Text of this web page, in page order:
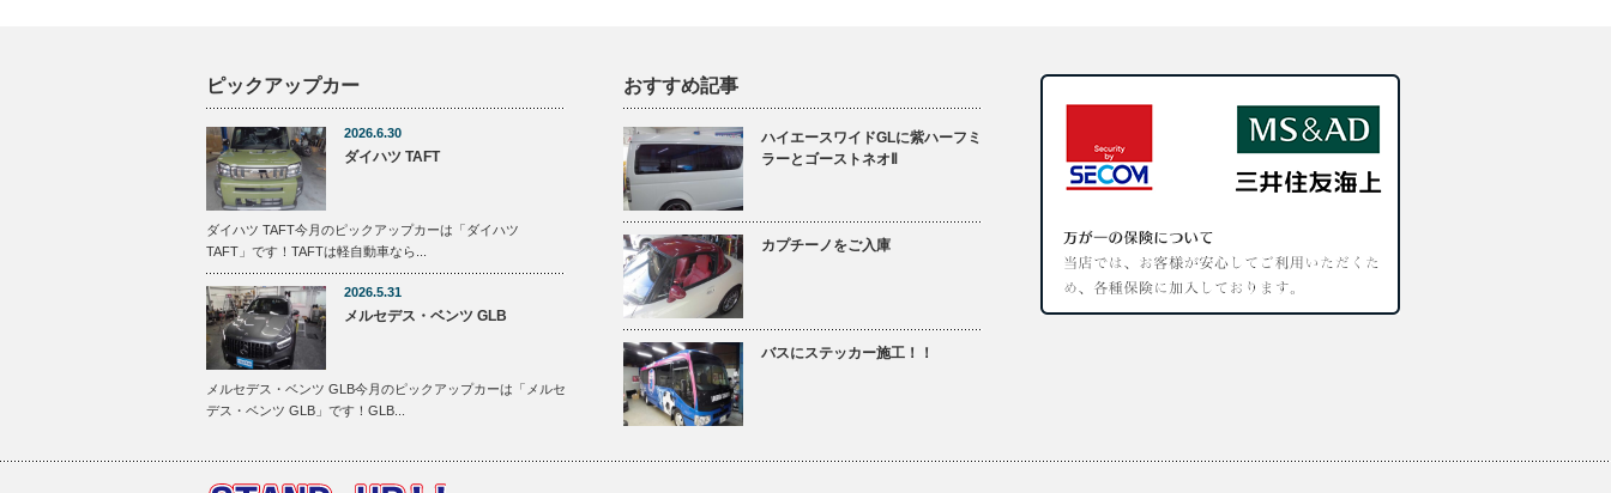
ピックアップカー
2026.6.30
ダイハツ TAFT
ダイハツ TAFT今月のピックアップカーは「ダイハツ
TAFT」です！TAFTは軽自動車なら...
2026.5.31
メルセデス・ベンツ GLB
メルセデス・ベンツ GLB今月のピックアップカーは「メルセ
デス・ベンツ GLB」です！GLB...
おすすめ記事
ハイエースワイドGLに紫ハーフミ
ラーとゴーストネオⅡ
カプチーノをご入庫
バスにステッカー施工！！